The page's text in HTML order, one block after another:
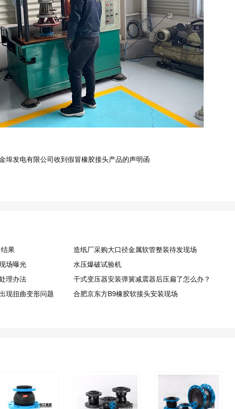
埠发电有限公司收到假冒橡胶接头产品的声明函
果
造纸厂采购大口径金属软管整装待发现场
场曝光
水压爆破试验机
理办法
干式变压器安装弹簧减震器后压扁了怎么办？
现扭曲变形问题
合肥京东方B9橡胶软接头​安装现场